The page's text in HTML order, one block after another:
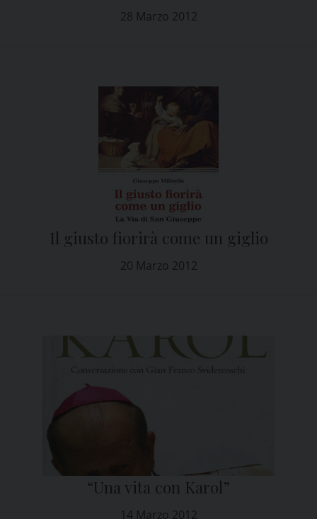
28 Marzo 2012
20 Marzo 2012
Il giusto fiorirà come un giglio
14 Marzo 2012
“Una vita con Karol”